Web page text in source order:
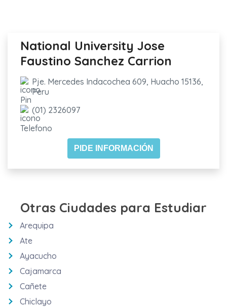
National University Jose
Faustino Sanchez Carrion
Pje. Mercedes Indacochea 609, Huacho 15136,
Peru
(01) 2326097
PIDE INFORMACIÓN
Otras Ciudades para Estudiar
Arequipa
Ate
Ayacucho
Cajamarca
Cañete
Chiclayo